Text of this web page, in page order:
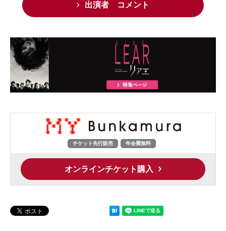
出演者 コメント
チケット先行販売 年会費無料
オンラインチケット購入